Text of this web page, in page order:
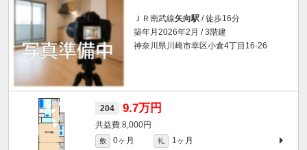
ＪＲ南武線矢向駅 / 徒歩16分
築年月2026年2月 / 3階建
神奈川県川崎市幸区小倉4丁目16-26
204 9.7万円
8,000円
敷 0ヶ月 礼
1ヶ月